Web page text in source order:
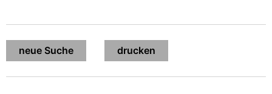
neue Suche dru­cken